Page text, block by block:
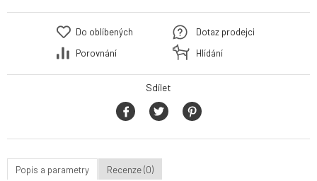
Do oblíbených
Porovnání
Dotaz prodejci
Hlídání
Sdílet
Popis a parametry Recenze (0)